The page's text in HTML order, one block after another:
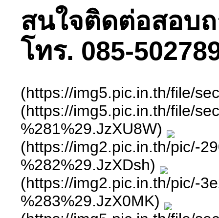
สนใจติดต่อสอบ
โทร. 085-
(https://img5.pic.in.th/file/
(https://img5.pic.in.th/file/
%281%29.JzXU8W)
(https://img2.pic.in.th/pic/-
%282%29.JzXDsh)
(https://img2.pic.in.th/pic/-
%283%29.JzX0MK)